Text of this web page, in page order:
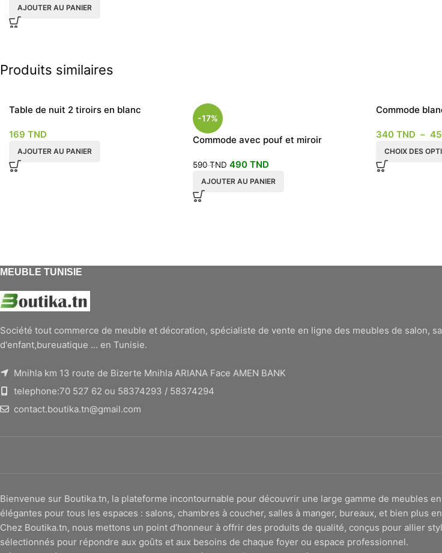
AJOUTER AU PANIER
Produits similaires
Table de nuit 2 tiroirs en blanc
169 TND
AJOUTER AU PANIER
-17%
Commode avec pouf et miroir
590TND 490 TND
AJOUTER AU PANIER
Commode
340 TND –
CHOIX DES
MEUBLE TUNISIE
Société tout commerce de meuble et décoration, spécialiste de vente en ligne des meubles de salon,
d'enfant,bureuatique ... en Tunisie.
Mnihla km 13 route de Bizerte Mnihla ARIANA Face AMEN BANK
telephone:70 527 62 ou 58374293 / 58374294
contact.boutika.tn@gmail.com
Bienvenue sur Boutika.tn, la plateforme incontournable pour découvrir une large gamme de meubles
élégantes pour tous les espaces : salons, chambres à coucher, salles à manger, bureaux, et bien plus
Chez Boutika.tn, nous mettons un point d’honneur à offrir des produits de qualité, conçus pour allier
sélectionnés pour répondre aux goûts et aux besoins de chaque foyer ou espace professionnel.